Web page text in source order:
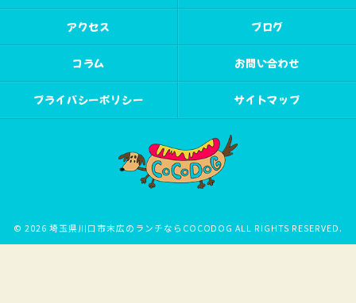
アクセス ブログ
コラム お問い合わせ
プライバシーポリシー サイトマップ
© 2026 埼玉県川口市末広のランチならCOCODOG ALL RIGHTS RESERVED.